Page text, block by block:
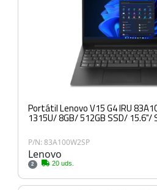
Portátil Lenovo V15 G4 IRU
1315U/ 8GB/ 512GB SSD/
P/N: 83A100W2SP
Lenovo
2 20 uds.